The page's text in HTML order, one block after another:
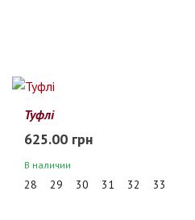
Туфлі
625.00 грн
В наличии
28 29 30 31 32 33